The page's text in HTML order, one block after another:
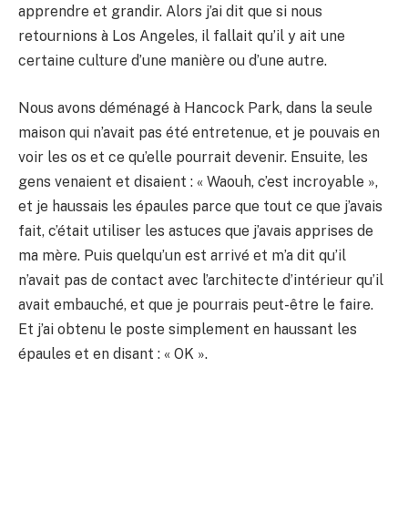
apprendre et grandir. Alors j’ai dit que si nous
retournions à Los Angeles, il fallait qu’il y ait une
certaine culture d’une manière ou d’une autre.
Nous avons déménagé à Hancock Park, dans la seule
maison qui n’avait pas été entretenue, et je pouvais en
voir les os et ce qu’elle pourrait devenir. Ensuite, les
gens venaient et disaient : « Waouh, c’est incroyable »,
et je haussais les épaules parce que tout ce que j’avais
fait, c’était utiliser les astuces que j’avais apprises de
ma mère. Puis quelqu’un est arrivé et m’a dit qu’il
n’avait pas de contact avec l’architecte d’intérieur qu’il
avait embauché, et que je pourrais peut-être le faire.
Et j’ai obtenu le poste simplement en haussant les
épaules et en disant : « OK ».